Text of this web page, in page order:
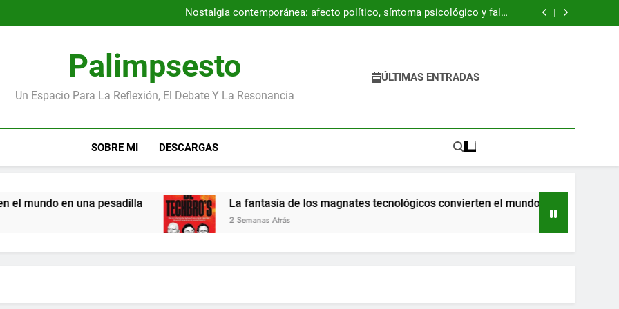
Nostalgia contemporánea: afecto político, síntoma psicológico y falso
refugio
Entrevista con los autores del libro “Byung-Chul Han. Una introducción
Nostalgia contemporánea: afecto político, síntoma psicológico y falso
Entrevista con los autores del libro “Byung-Chul Han. Una introducción
Palimpsesto
Un Espacio Para La Reflexión, El Debate Y La Resonancia
ÚLTIMAS ENTRADAS
SOBRE MI DESCARGAS
en una pesadilla La fantasía de los magnates tecnológicos convierten el mundo en una pesadilla
2 Semanas Atrás